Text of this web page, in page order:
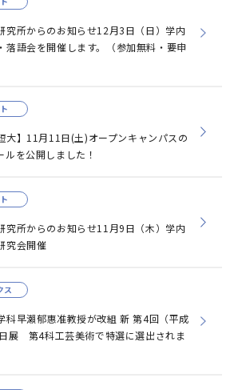
究所からのお知らせ12月3日（日）学内
落語会を開催します。（参加無料・要申
大】11月11日(土)オープンキャンパスの
ルを公開しました！
究所からのお知らせ11月9日（木）学内
究会開催
科早瀨郁惠准教授が改組 新 第4回（平成
展 第4科工芸美術で特選に選出されま
ス